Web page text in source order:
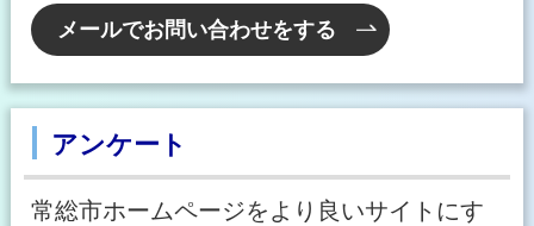
メールでお問い合わせをする
アンケート
常総市ホームページをより良いサイトにす